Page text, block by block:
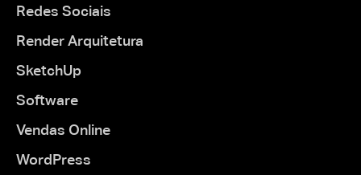
Redes Sociais
Render Arquitetura
SketchUp
Software
Vendas Online
WordPress